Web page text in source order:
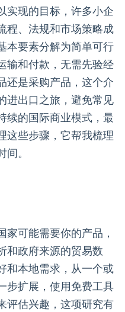
实现的目标，许多小企
程、法规和市场策略成
本要素分解为简单可行
输和付款，无需先验经
还是采购产品，这个介
进出口之旅，避免常见
续的国际商业模式，最
这些步骤，它帮我梳理
。
可能需要你的产品，
和政府来源的贸易数
和本地需求，从一个或
步扩展，使用免费工具
评估兴趣，这项研究有